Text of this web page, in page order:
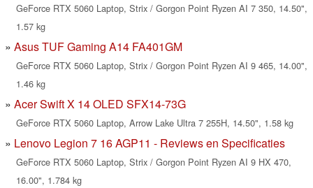
GeForce RTX 5060 Laptop, Strix / Gorgon Point Ryzen AI 7 350, 14.50",
1.57 kg
Asus TUF Gaming A14 FA401GM
GeForce RTX 5060 Laptop, Strix / Gorgon Point Ryzen AI 9 465, 14.00",
1.46 kg
Acer Swift X 14 OLED SFX14-73G
GeForce RTX 5060 Laptop, Arrow Lake Ultra 7 255H, 14.50", 1.58 kg
Lenovo Legion 7 16 AGP11 - Reviews en Specificaties
GeForce RTX 5060 Laptop, Strix / Gorgon Point Ryzen AI 9 HX 470,
16.00", 1.784 kg